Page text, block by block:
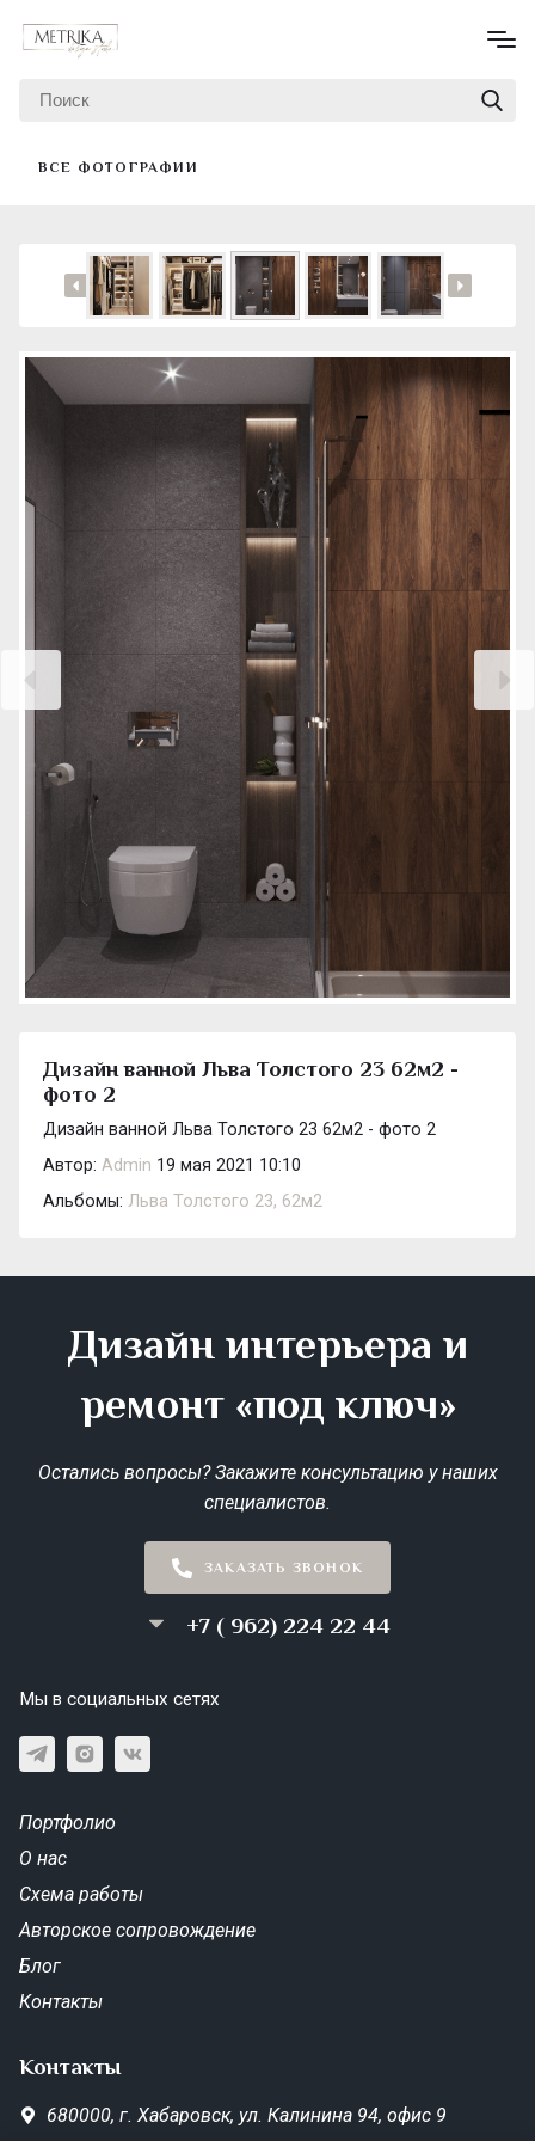
ВСЕ ФОТОГРАФИИ
Дизайн ванной Льва Толстого 23 62м2 -
фото 2
Дизайн ванной Льва Толстого 23 62м2 - фото 2
Автор: Admin 19 мая 2021 10:10
Альбомы: Льва Толстого 23, 62м2
Дизайн интерьера и
ремонт «под ключ»
Остались вопросы? Закажите консультацию у наших
специалистов.
ЗАКАЗАТЬ ЗВОНОК
+7 ( 962) 224 22 44
Мы в социальных сетях
Портфолио
О нас
Схема работы
Авторское сопровождение
Блог
Контакты
Контакты
680000, г. Хабаровск, ул. Калинина 94, офис 9